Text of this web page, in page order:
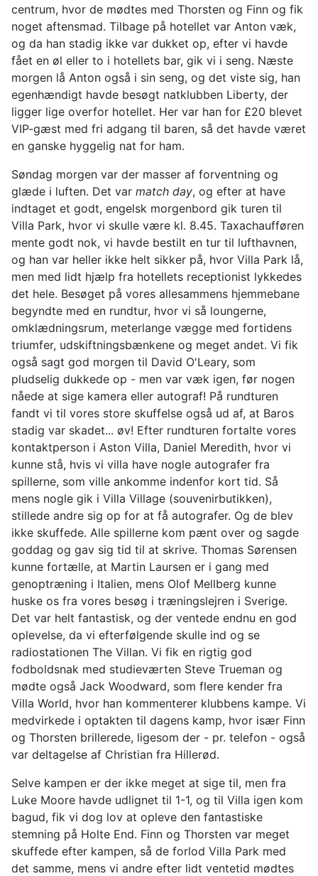
centrum, hvor de mødtes med Thorsten og Finn og fik
noget aftensmad. Tilbage på hotellet var Anton væk,
og da han stadig ikke var dukket op, efter vi havde
fået en øl eller to i hotellets bar, gik vi i seng. Næste
morgen lå Anton også i sin seng, og det viste sig, han
egenhændigt havde besøgt natklubben Liberty, der
ligger lige overfor hotellet. Her var han for £20 blevet
VIP-gæst med fri adgang til baren, så det havde været
en ganske hyggelig nat for ham.
Søndag morgen var der masser af forventning og
glæde i luften. Det var match day, og efter at have
indtaget et godt, engelsk morgenbord gik turen til
Villa Park, hvor vi skulle være kl. 8.45. Taxachaufføren
mente godt nok, vi havde bestilt en tur til lufthavnen,
og han var heller ikke helt sikker på, hvor Villa Park lå,
men med lidt hjælp fra hotellets receptionist lykkedes
det hele. Besøget på vores allesammens hjemmebane
begyndte med en rundtur, hvor vi så loungerne,
omklædningsrum, meterlange vægge med fortidens
triumfer, udskiftningsbænkene og meget andet. Vi fik
også sagt god morgen til David O'Leary, som
pludselig dukkede op - men var væk igen, før nogen
nåede at sige kamera eller autograf! På rundturen
fandt vi til vores store skuffelse også ud af, at Baros
stadig var skadet... øv! Efter rundturen fortalte vores
kontaktperson i Aston Villa, Daniel Meredith, hvor vi
kunne stå, hvis vi villa have nogle autografer fra
spillerne, som ville ankomme indenfor kort tid. Så
mens nogle gik i Villa Village (souvenirbutikken),
stillede andre sig op for at få autografer. Og de blev
ikke skuffede. Alle spillerne kom pænt over og sagde
goddag og gav sig tid til at skrive. Thomas Sørensen
kunne fortælle, at Martin Laursen er i gang med
genoptræning i Italien, mens Olof Mellberg kunne
huske os fra vores besøg i træningslejren i Sverige.
Det var helt fantastisk, og der ventede endnu en god
oplevelse, da vi efterfølgende skulle ind og se
radiostationen The Villan. Vi fik en rigtig god
fodboldsnak med studieværten Steve Trueman og
mødte også Jack Woodward, som flere kender fra
Villa World, hvor han kommenterer klubbens kampe. Vi
medvirkede i optakten til dagens kamp, hvor især Finn
og Thorsten brillerede, ligesom der - pr. telefon - også
var deltagelse af Christian fra Hillerød.
Selve kampen er der ikke meget at sige til, men fra
Luke Moore havde udlignet til 1-1, og til Villa igen kom
bagud, fik vi dog lov at opleve den fantastiske
stemning på Holte End. Finn og Thorsten var meget
skuffede efter kampen, så de forlod Villa Park med
det samme, mens vi andre efter lidt ventetid mødtes